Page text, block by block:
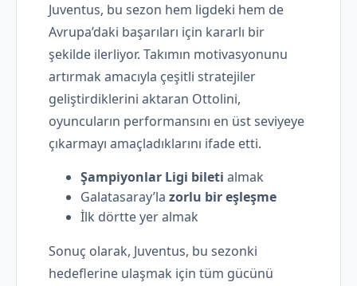
Juventus, bu sezon hem ligdeki hem de
Avrupa’daki başarıları için kararlı bir
şekilde ilerliyor. Takımın motivasyonunu
artırmak amacıyla çeşitli stratejiler
geliştirdiklerini aktaran Ottolini,
oyuncuların performansını en üst seviyeye
çıkarmayı amaçladıklarını ifade etti.
Şampiyonlar Ligi bileti almak
Galatasaray’la zorlu bir eşleşme
İlk dörtte yer almak
Sonuç olarak, Juventus, bu sezonki
hedeflerine ulaşmak için tüm gücünü